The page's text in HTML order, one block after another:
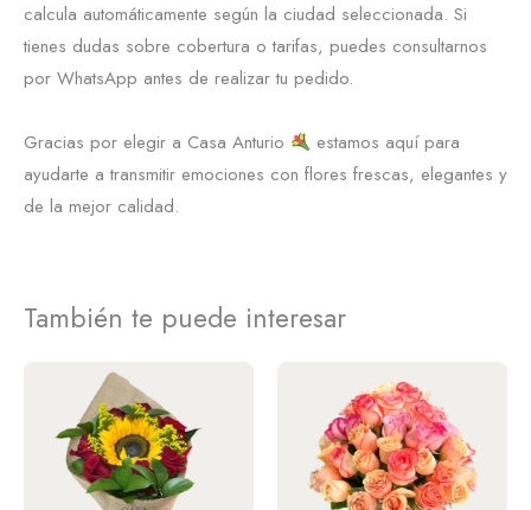
calcula automáticamente según la ciudad seleccionada. Si
tienes dudas sobre cobertura o tarifas, puedes consultarnos
por WhatsApp antes de realizar tu pedido.
Gracias por elegir a Casa Anturio
estamos aquí para
ayudarte a transmitir emociones con flores frescas, elegantes y
de la mejor calidad.
También te puede interesar